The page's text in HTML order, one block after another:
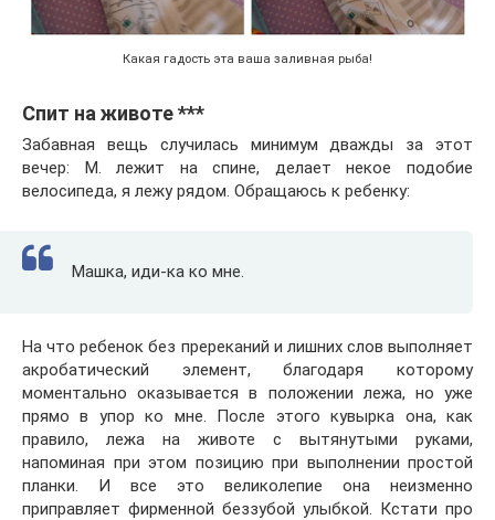
Какая гадость эта ваша заливная рыба!
Спит на животе ***
Забавная вещь случилась минимум дважды за этот
вечер: М. лежит на спине, делает некое подобие
велосипеда, я лежу рядом. Обращаюсь к ребенку:
Машка, иди-ка ко мне.
На что ребенок без пререканий и лишних слов выполняет
акробатический элемент, благодаря которому
моментально оказывается в положении лежа, но уже
прямо в упор ко мне. После этого кувырка она, как
правило, лежа на животе с вытянутыми руками,
напоминая при этом позицию при выполнении простой
планки. И все это великолепие она неизменно
приправляет фирменной беззубой улыбкой. Кстати про